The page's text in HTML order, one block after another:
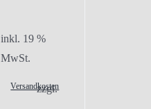
inkl. 19 %
MwSt.
zzgl.
Versandkosten